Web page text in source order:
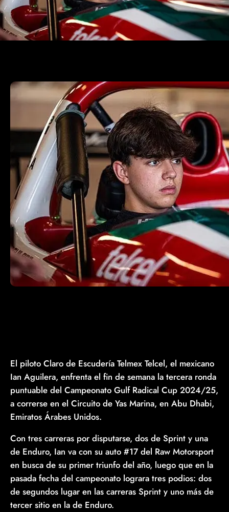
El piloto Claro de Escudería Telmex Telcel, el mexicano
Ian Aguilera, enfrenta el fin de semana la tercera ronda
puntuable del Campeonato Gulf Radical Cup 2024/25,
a correrse en el Circuito de Yas Marina, en Abu Dhabi,
Emiratos Árabes Unidos.
Con tres carreras por disputarse, dos de Sprint y una
de Enduro, Ian va con su auto #17 del Raw Motorsport
en busca de su primer triunfo del año, luego que en la
pasada fecha del campeonato lograra tres podios: dos
de segundos lugar en las carreras Sprint y uno más de
tercer sitio en la de Enduro.